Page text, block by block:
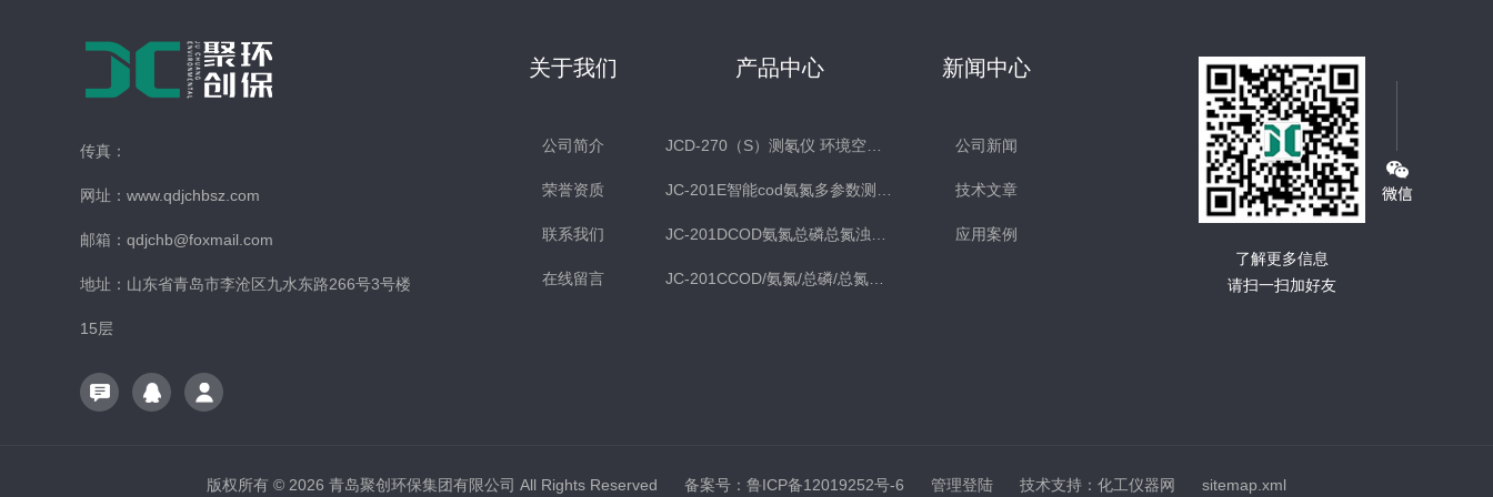
传真：
网址：www.qdjchbsz.com
邮箱：qdjchb@foxmail.com
地址：山东省青岛市李沧区九水东路266号3号楼
15层
关于我们
公司简介
荣誉资质
联系我们
在线留言
产品中心 新闻中心
公司新闻
技术文章
应用案例
了解更多信息
请扫一扫加好友
版权所有 © 2026 青岛聚创环保集团有限公司 All Rights Reserved 备案号：鲁ICP备12019252号-6 管理登陆 技术支持： 化工仪器网 sitemap.xml